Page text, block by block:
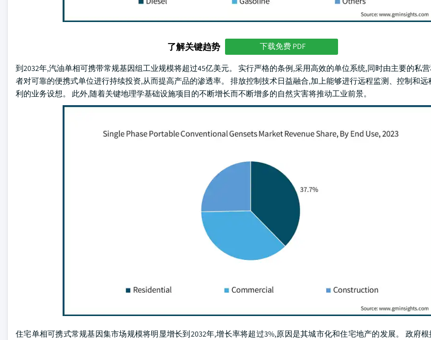
了解关键趋势 下载免费 PDF
到2032年,汽油单相可携带常规基因组工业规模将超过45亿美元。 实行严格的条例,采用高效的单位系统,同时由主要的私
者对可靠的便携式单位进行持续投资,从而提高产品的渗透率。 排放控制技术日益融合,加上能够进行远程监测、控制和远
利的业务设想。 此外,随着关键地理学基础设施项目的不断增长而不断增多的自然灾害将推动工业前景。
住宅单相可携式常规基因集市场规模将明显增长到2032年,增长率将超过3%,原因是其城市化和住宅地产的发展。 政府